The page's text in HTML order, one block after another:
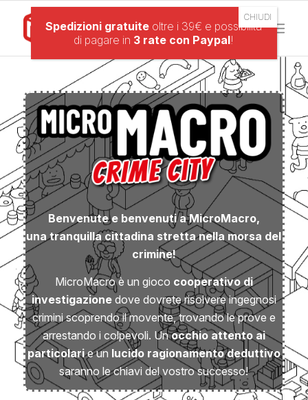
Benvenute e benvenuti a MicroMacro,
una tranquilla cittadina stretta nella morsa del
crimine!
MicroMacro è un gioco cooperativo di
investigazione dove dovrete risolvere ingegnosi
crimini scoprendo il movente, trovando le prove e
arrestando i colpevoli. Unocchio attento ai
particolarie un lucido ragionamento deduttivo
saranno le chiavi del vostro successo!
Spedizioni gratuite oltre i 39€ e possibilità
di pagare in 3 rate con Paypal!